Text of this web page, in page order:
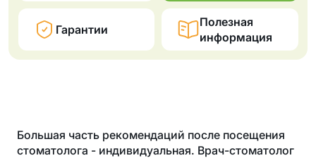
Гарантии
Полезная
информация
Большая часть рекомендаций после посещения
стоматолога - индивидуальная. Врач-стоматолог